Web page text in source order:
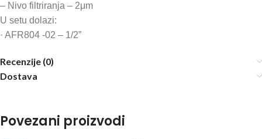
– Nivo filtriranja – 2μm
U setu dolazi:
· AFR804 -02 – 1/2”
Recenzije (0)
Dostava
Povezani proizvodi